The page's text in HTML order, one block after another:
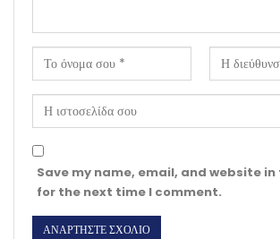
Save my name, email, and website
for the next time I comment.